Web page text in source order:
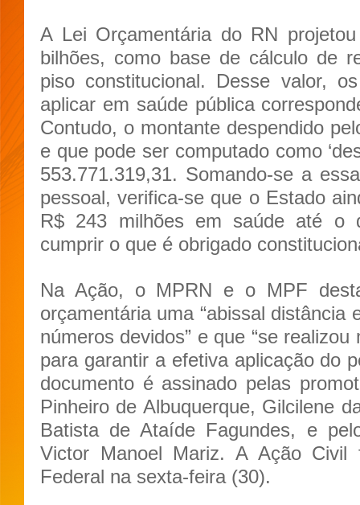
A Lei Orçamentária do RN
bilhões, como base de cálculo de
piso constitucional. Desse valor,
aplicar em saúde pública
Contudo, o montante despendido
e que pode ser computado como
553.771.319,31. Somando-se a
pessoal, verifica-se que o Estado
R$ 243 milhões em saúde até o
cumprir o que é obrigado
Na Ação, o MPRN e o MPF
orçamentária uma “abissal distância
números devidos” e que “se
para garantir a efetiva aplicação do
documento é assinado pelas
Pinheiro de Albuquerque, Gilcilene
Batista de Ataíde Fagundes, e
Victor Manoel Mariz. A Ação Civil
Federal na sexta-feira (30).